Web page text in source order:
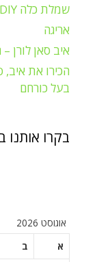
שמלת כלה DIY
אריגה
איב סאן לורן
הכירו את איב,
בעל כורחם
בקרו אותנו
אוגוסט 2026
א
ב